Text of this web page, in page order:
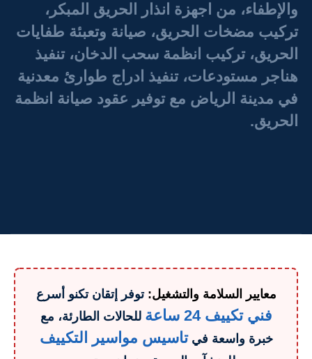
والإطفاء، من اجهزة انذار الحريق المبكر،
تركيب مضخات الحريق، صيانة وتعبئة طفايات
الحريق، تركيب انظمة سحب الدخان، تنفيذ
هناجر مستودعات، تنفيذ ادراج طوارئ معدنية
في مدينة الرياض مع توفير عقود صيانة انظمة
الحريق.
معايير السلامة والتشغيل: توفر إتقان تكنو أسرع
فني تكييف 24 ساعة
للحالات الطارئة، مع
خبرة واسعة فيتاسيس مواسير التكييف